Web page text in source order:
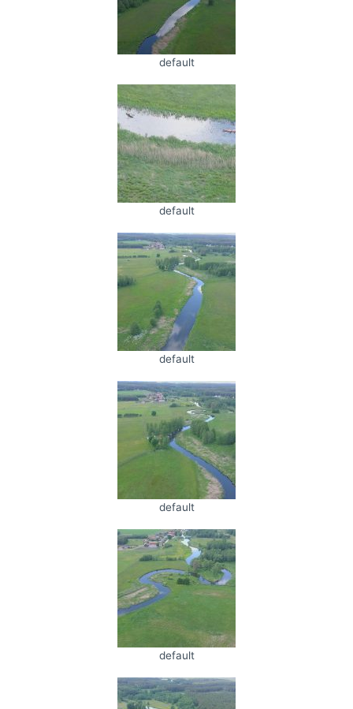
default
default
default
default
default